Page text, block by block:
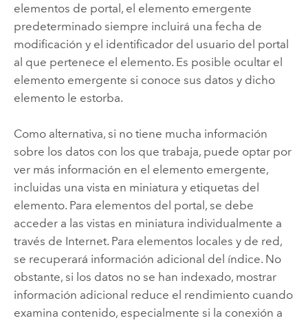
elementos de portal, el elemento emergente
predeterminado siempre incluirá una fecha de
modificación y el identificador del usuario del portal
al que pertenece el elemento. Es posible ocultar el
elemento emergente si conoce sus datos y dicho
elemento le estorba.
Como alternativa, si no tiene mucha información
sobre los datos con los que trabaja, puede optar por
ver más información en el elemento emergente,
incluidas una vista en miniatura y etiquetas del
elemento. Para elementos del portal, se debe
acceder a las vistas en miniatura individualmente a
través de Internet. Para elementos locales y de red,
se recuperará información adicional del índice. No
obstante, si los datos no se han indexado, mostrar
información adicional reduce el rendimiento cuando
examina contenido, especialmente si la conexión a